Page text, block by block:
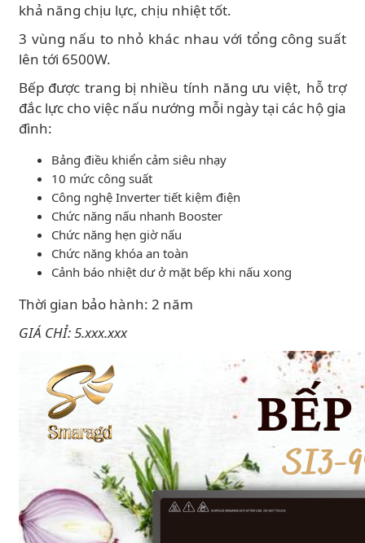
khả năng chịu lực, chịu nhiệt tốt.
3 vùng nấu to nhỏ khác nhau với tổng công suất
lên tới 6500W.
Bếp được trang bị nhiều tính năng ưu việt, hỗ trợ
đắc lực cho việc nấu nướng mỗi ngày tại các hộ gia
đình:
Bảng điều khiển cảm siêu nhạy
10 mức công suất
Công nghệ Inverter tiết kiệm điện
Chức năng nấu nhanh Booster
Chức năng hẹn giờ nấu
Chức năng khóa an toàn
Cảnh báo nhiệt dư ở mặt bếp khi nấu xong
Thời gian bảo hành: 2 năm
GIÁ CHỈ: 5.xxx.xxx